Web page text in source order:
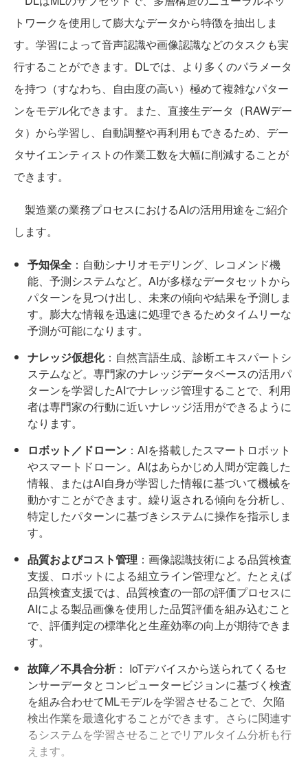
トワークを使用して膨大なデータから特徴を抽出しま
す。学習によって音声認識や画像認識などのタスクも実
行することができます。DLでは、より多くのパラメータ
を持つ（すなわち、自由度の高い）極めて複雑なパター
ンをモデル化できます。また、直接生データ（RAWデー
タ）から学習し、自動調整や再利用もできるため、デー
タサイエンティストの作業工数を大幅に削減することが
できます。
製造業の業務プロセスにおけるAIの活用用途をご紹介
します。
予知保全 ：自動シナリオモデリング、レコメンド機
能、予測システムなど。AIが多様なデータセットから
パターンを見つけ出し、未来の傾向や結果を予測しま
す。膨大な情報を迅速に処理できるためタイムリーな
予測が可能になります。
ナレッジ仮想化：自然言語生成、診断エキスパートシ
ステムなど。専門家のナレッジデータベースの活用パ
ターンを学習したAIでナレッジ管理することで、利用
者は専門家の行動に近いナレッジ活用ができるように
なります。
ロボット／ドローン ：AIを搭載したスマートロボット
やスマートドローン。AIはあらかじめ人間が定義した
情報、またはAI自身が学習した情報に基づいて機械を
動かすことができます。繰り返される傾向を分析し、
特定したパターンに基づきシステムに操作を指示しま
す。
品質およびコスト管理 ：画像認識技術による品質検査
支援、ロボットによる組立ライン管理など。たとえば
品質検査支援では、品質検査の一部の評価プロセスに
AIによる製品画像を使用した品質評価を組み込むこと
で、評価判定の標準化と生産効率の向上が期待できま
す。
故障／不具合分析： IoTデバイスから送られてくるセ
ンサーデータとコンピュータービジョンに基づく検査
を組み合わせてMLモデルを学習させることで、欠陥
検出作業を最適化することができます。さらに関連す
るシステムを学習させることでリアルタイム分析も行
えます。